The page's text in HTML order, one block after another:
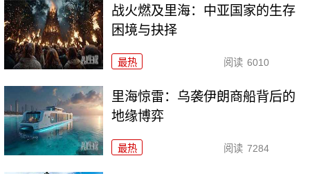
战火燃及里海：中亚国家的生存
困境与抉择
最热 阅读 6010
里海惊雷：乌袭伊朗商船背后的
地缘博弈
最热 阅读 7284